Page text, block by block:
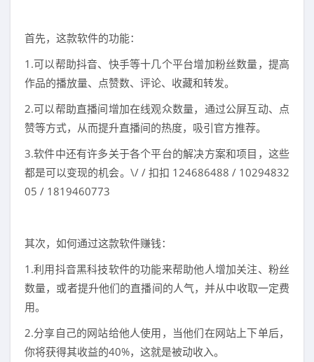
首先，这款软件的功能：
1.可以帮助抖音、快手等十几个平台增加粉丝数量，提高
作品的播放量、点赞数、评论、收藏和转发。
2.可以帮助直播间增加在线观众数量，通过公屏互动、点
赞等方式，从而提升直播间的热度，吸引官方推荐。
3.软件中还有许多关于各个平台的解决方案和项目，这些
都是可以变现的机会。\/ / 扣扣 124686488 / 10294832
05 / 1819460773
其次，如何通过这款软件赚钱：
1.利用抖音黑科技软件的功能来帮助他人增加关注、粉丝
数量，或者提升他们的直播间的人气，并从中收取一定费
用。
2.分享自己的网站给他人使用，当他们在网站上下单后，
你将获得其收益的40%，这就是被动收入。